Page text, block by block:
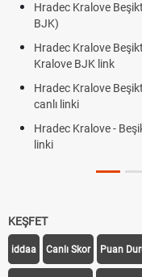
Hradec Kralove
BJK)
Hradec Kralove
Kralove BJK link
Hradec Kralove
canlı linki
Hradec Kralove -
linki
KEŞFET
iddaa Canlı Skor Puan